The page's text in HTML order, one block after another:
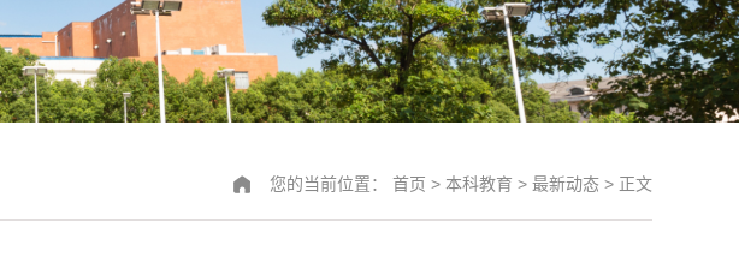
您的当前位置： 首页 > 本科教育 > 最新动态 > 正文